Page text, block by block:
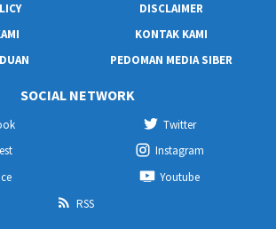
DISCLAIMER
KONTAK KAMI
PEDOMAN MEDIA SIBER
SOCIAL NETWORK
Twitter
Instagram
Youtube
RSS